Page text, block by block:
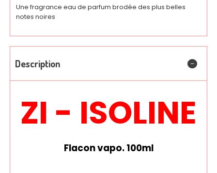
Une fragrance eau de parfum brodée des plus belles
notes noires
Description
ZI - ISOLINE
Flacon vapo. 100ml